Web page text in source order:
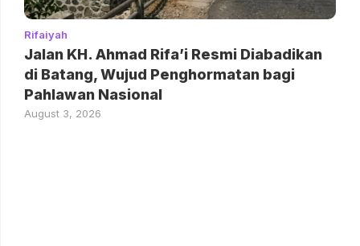
Rifaiyah
Jalan KH. Ahmad Rifa’i Resmi Diabadikan
di Batang, Wujud Penghormatan bagi
Pahlawan Nasional
August 3, 2026